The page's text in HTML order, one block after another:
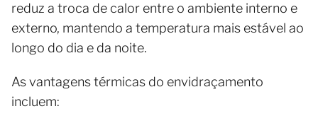
reduz a troca de calor entre o ambiente interno e
externo, mantendo a temperatura mais estável ao
longo do dia e da noite.
As vantagens térmicas do envidraçamento
incluem: